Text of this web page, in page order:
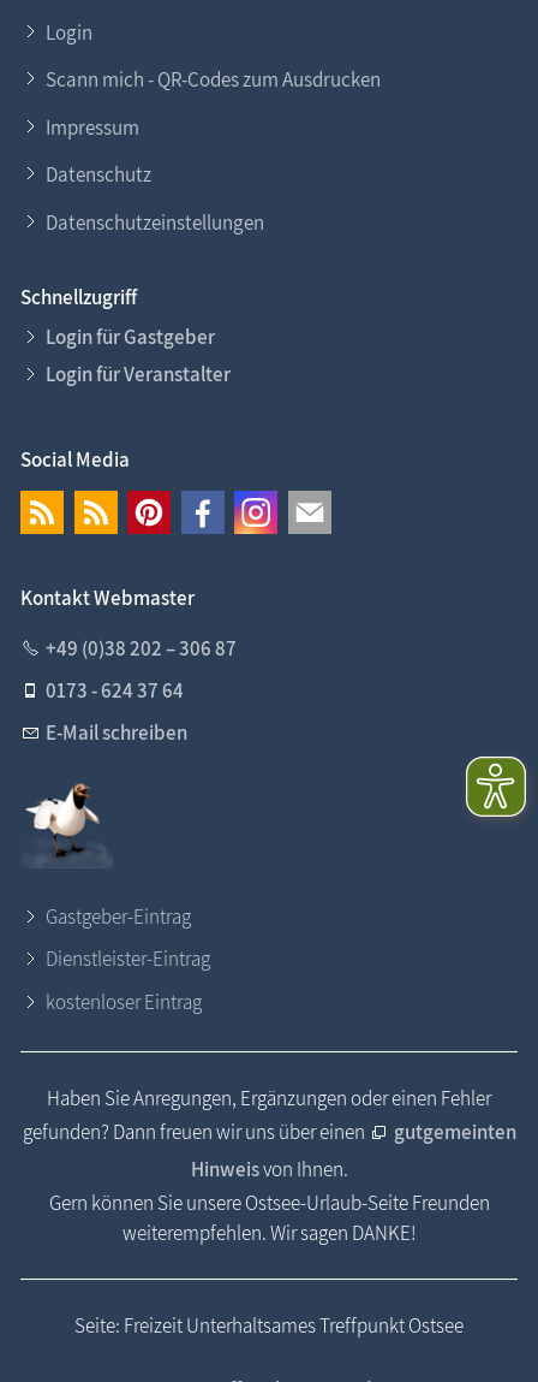
Login
Scann mich - QR-Codes zum Ausdrucken
Impressum
Datenschutz
Datenschutzeinstellungen
Schnellzugriff
Login für Gastgeber
Login für Veranstalter
Social Media
Kontakt Webmaster
+49 (0)38 202 – 306 87
0173 - 624 37 64
E-Mail schreiben
Gastgeber-Eintrag
Dienstleister-Eintrag
kostenloser Eintrag
Haben Sie Anregungen, Ergänzungen oder einen Fehler
gefunden? Dann freuen wir uns über einen
gutgemeinten
Hinweisvon Ihnen.
Gern können Sie unsere Ostsee-Urlaub-Seite Freunden
weiterempfehlen. Wir sagen DANKE!
Seite: Freizeit Unterhaltsames Treffpunkt Ostsee